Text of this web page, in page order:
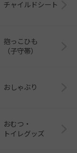
チャイルドシート
抱っこひも
（子守帯）
おしゃぶり
おむつ・
トイレグッズ